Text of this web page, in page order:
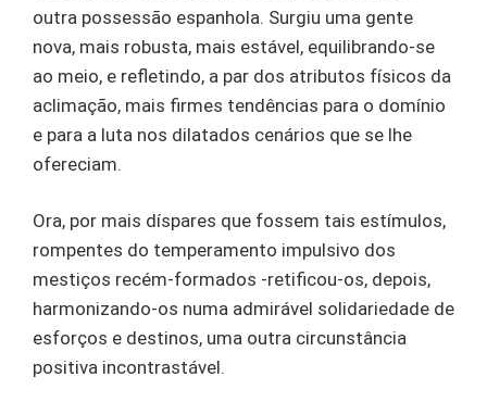
outra possessão espanhola. Surgiu uma gente
nova, mais robusta, mais estável, equilibrando-se
ao meio, e refletindo, a par dos atributos físicos da
aclimação, mais firmes tendências para o domínio
e para a luta nos dilatados cenários que se lhe
ofereciam.
Ora, por mais díspares que fossem tais estímulos,
rompentes do temperamento impulsivo dos
mestiços recém-formados -retificou-os, depois,
harmonizando-os numa admirável solidariedade de
esforços e destinos, uma outra circunstância
positiva incontrastável.